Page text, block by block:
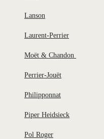
Lanson
Laurent-Perrier
Moët & Chandon
Perrier-Jouët
Philipponnat
Piper Heidsieck
Pol Roger